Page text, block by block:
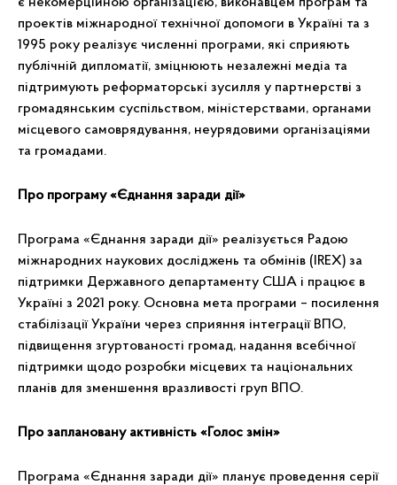
проектів міжнародної технічної допомоги в Україні та з
1995 року реалізує численні програми, які сприяють
публічній дипломатії, зміцнюють незалежні медіа та
підтримують реформаторські зусилля у партнерстві з
громадянським суспільством, міністерствами, органами
місцевого самоврядування, неурядовими організаціями
та громадами.
Про програму «Єднання заради дії»
Програма «Єднання заради дії» реалізується Радою
міжнародних наукових досліджень та обмінів (IREX) за
підтримки Державного департаменту США і працює в
Україні з 2021 року. Основна мета програми – посилення
стабілізації України через сприяння інтеграції ВПО,
підвищення згуртованості громад, надання всебічної
підтримки щодо розробки місцевих та національних
планів для зменшення вразливості груп ВПО.
Про заплановану активність «Голос змін»
Програма «Єднання заради дії» планує проведення серії